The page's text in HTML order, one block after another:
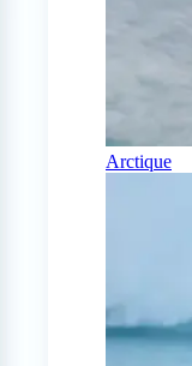
Arctique